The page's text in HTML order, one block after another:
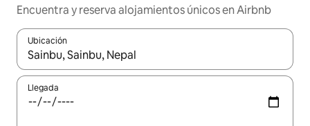
Encuentra y reserva alojamientos únicos en Airbnb
Ubicación
Cuando los resultados estén disponibles, navega con las
Llegada